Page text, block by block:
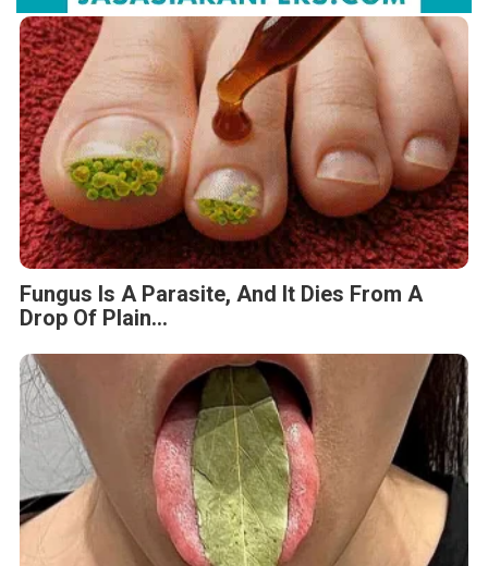
Fungus Is A Parasite, And It Dies From A
Drop Of Plain...